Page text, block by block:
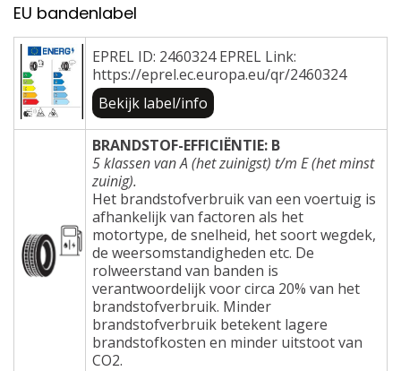
EU bandenlabel
EPREL ID: 2460324 EPREL Link:
https://eprel.ec.europa.eu/qr/2460324
Bekijk label/info
BRANDSTOF-EFFICIËNTIE: B
5 klassen van A (het zuinigst) t/m E (het minst
zuinig).
Het brandstofverbruik van een voertuig is
afhankelijk van factoren als het
motortype, de snelheid, het soort wegdek,
de weersomstandigheden etc. De
rolweerstand van banden is
verantwoordelijk voor circa 20% van het
brandstofverbruik. Minder
brandstofverbruik betekent lagere
brandstofkosten en minder uitstoot van
CO2.